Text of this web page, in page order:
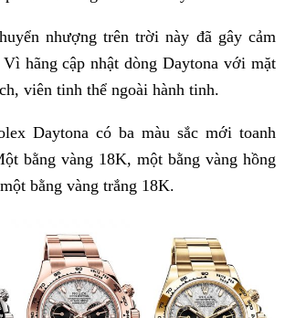
nhượng trên trời này đã gây cảm
hãng cập nhật dòng Daytona với mặt
viên tinh thể ngoài hành tinh.
Daytona có ba màu sắc mới toanh
bằng vàng 18K, một bằng vàng hồng
bằng vàng trắng 18K.